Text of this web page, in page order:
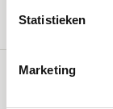
Statistieken
Marketing